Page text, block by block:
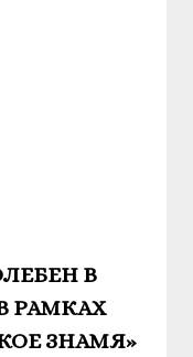
В
РАМКАХ
ЗНАМЯ»